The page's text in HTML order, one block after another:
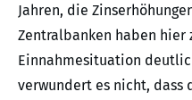
Jahren, die
Zentralbanken haben
Einnahmesituation
verwundert es nicht, dass